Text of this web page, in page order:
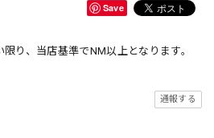
Save
り、当店基準でNM以上となります。
通報する